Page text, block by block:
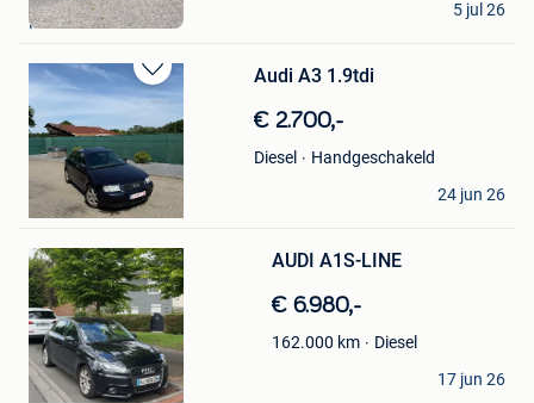
Mijn
Favorieten
Menen
5 jul 26
Bewaren
Mijn
Favorieten
Audi A3 1.9tdi
€ 2.700,-
Diesel
Handgeschakeld
A
Leopoldsburg
24 jun 26
in
Mijn
Favorieten
AUDI A1S-LINE
€ 6.980,-
162.000 km
Diesel
Yasar Ozkan
Mouscron
17 jun 26